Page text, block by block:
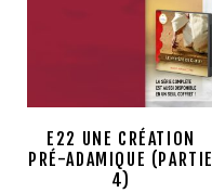
E22 UNE CRÉATION
PRÉ-ADAMIQUE (PARTIE
4)